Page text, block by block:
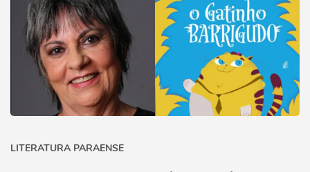
LITERATURA PARAENSE